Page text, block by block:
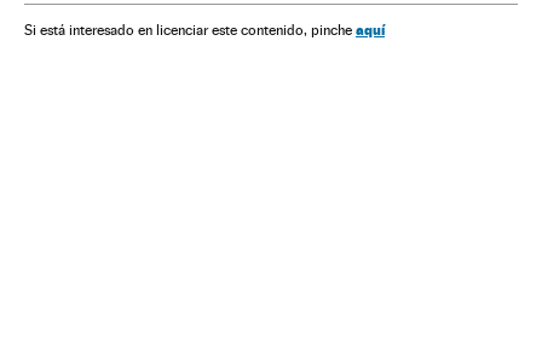
América Seleção croata Seleções esportivas
Si está interesado en licenciar este contenido, pinche aquí